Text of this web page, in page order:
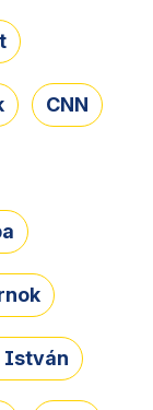
CNN
István